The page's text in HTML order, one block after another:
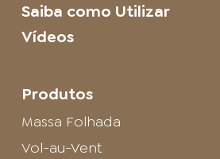
Saiba como Utilizar
Vídeos
Produtos
Massa Folhada
Vol-au-Vent